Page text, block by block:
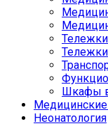
Шкафы
Неонатология